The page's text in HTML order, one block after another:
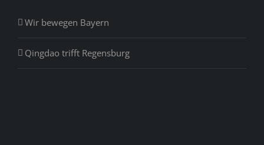
Wir bewegen Bayern
Qingdao trifft Regensburg